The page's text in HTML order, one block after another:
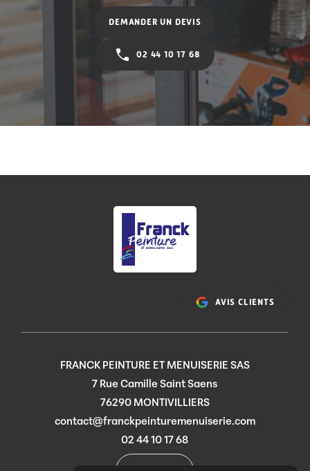
DEMANDER UN DEVIS
02 44 10 17 68
AVIS CLIENTS
FRANCK PEINTURE ET MENUISERIE SAS
7 Rue Camille Saint Saens
76290 MONTIVILLIERS
contact@franckpeinturemenuiserie.com
02 44 10 17 68